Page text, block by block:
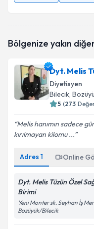
Bölgenize yakın
Dyt. Melis
Diyetisyen
Bilecik,
5 (273
Melis hanımın sadece
kırılmayan kilomu ...
Adres 1 Online
Dyt. Melis Tüzün Özel
Birimi
Yeni Monter sk. Seyhan İş
Bozüyük/Bilecik